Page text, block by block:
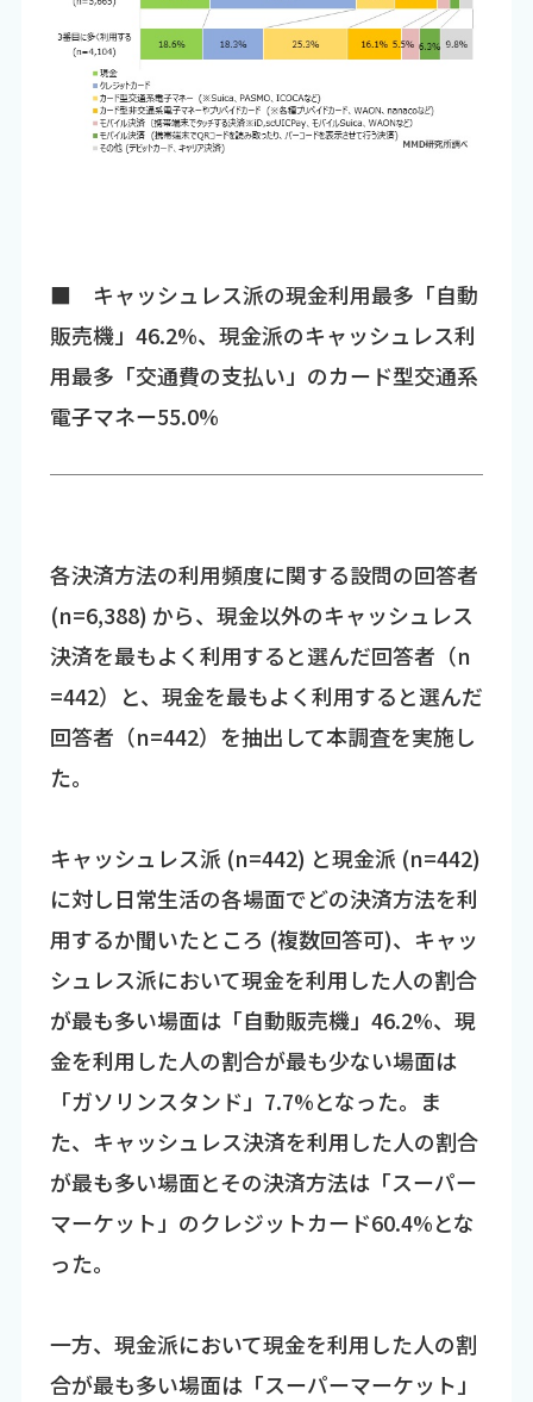
■ キャッシュレス派の現金利用最多「自動
販売機」46.2%、現金派のキャッシュレス利
用最多「交通費の支払い」のカード型交通系
電子マネー55.0%
各決済方法の利用頻度に関する設問の回答者
(n=6,388) から、現金以外のキャッシュレス
決済を最もよく利用すると選んだ回答者（n
=442）と、現金を最もよく利用すると選んだ
回答者（n=442）を抽出して本調査を実施し
た。
キャッシュレス派 (n=442) と現金派 (n=442)
に対し日常生活の各場面でどの決済方法を利
用するか聞いたところ (複数回答可)、キャッ
シュレス派において現金を利用した人の割合
が最も多い場面は「自動販売機」46.2%、現
金を利用した人の割合が最も少ない場面は
「ガソリンスタンド」7.7%となった。ま
た、キャッシュレス決済を利用した人の割合
が最も多い場面とその決済方法は「スーパー
マーケット」のクレジットカード60.4%とな
った。
一方、現金派において現金を利用した人の割
合が最も多い場面は「スーパーマーケット」